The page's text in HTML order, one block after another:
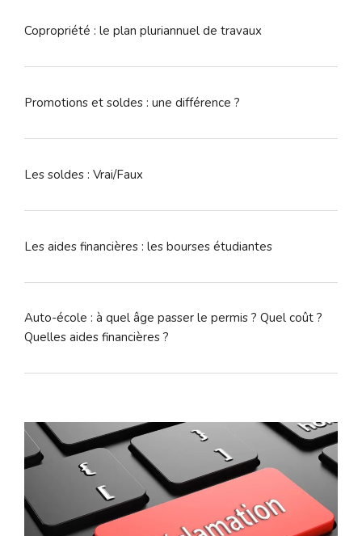
Copropriété : le plan pluriannuel de travaux
Promotions et soldes : une différence ?
Les soldes : Vrai/Faux
Les aides financières : les bourses étudiantes
Auto-école : à quel âge passer le permis ? Quel coût ?
Quelles aides financières ?